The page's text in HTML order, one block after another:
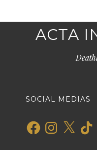
ACTA
SOCIAL MEDIAS
FacebookInstagram
X TikTok